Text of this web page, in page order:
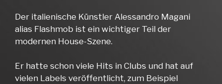
Der italienische Künstler Alessandro Magani
alias Flashmob ist ein wichtiger Teil der
modernen House-Szene.
Er hatte schon viele Hits in Clubs und hat auf
vielen Labels veröffentlicht, zum Beispiel